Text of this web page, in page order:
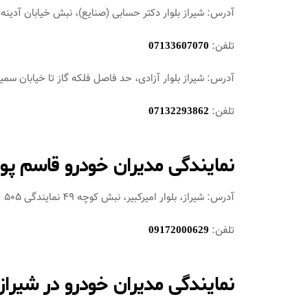
آدرس: شیراز بلوار دکتر حسابی (صنایع)، نبش خیابان آدینه
تلفن: 07133607070
آدرس: شیراز بلوار آزادی، حد فاصل فلکه گاز تا خیابان
تلفن: 07132293862
نمایندگی مدیران خودرو قاسم
آدرس: شیراز، بلوار امیرکبیر، نبش کوچه 49 نمایندگی 505
تلفن: 09172000629
نمایندگی مدیران خودرو در